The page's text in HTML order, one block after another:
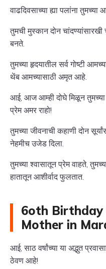
वाढदिवसाच्या ह्या पलांना
तुमची मुस्कान दोन
बनते.
तुमच्या हृदयातील सर्व गोष्टी
थेंब आमच्यासाठी अमृत आहे.
आई, आज आम्ही दोघे मिळून
प्रेम अमर राहो!
तुमच्या जीवनाची कहाणी दोन
नेहमीच उजेड दिला.
तुमच्या श्वासातून प्रेम वाहते,
हातातून आशीर्वाद फुलतात.
6oth Birthday
Mother in
आई, साठ वर्षांच्या या अद्भुत
ठेवण आहे!